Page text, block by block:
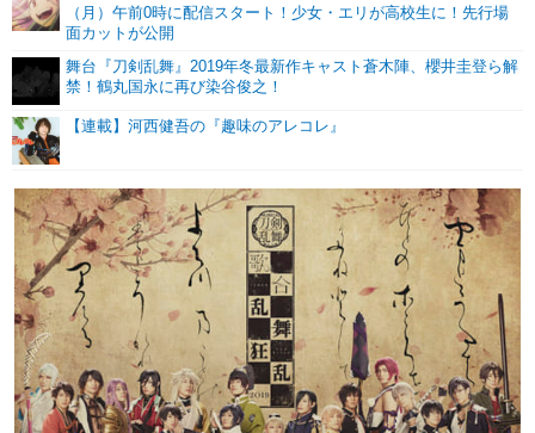
（月）午前0時に配信スタート！少女・エリが高校生に！先行場
面カットが公開
舞台『刀剣乱舞』2019年冬最新作キャスト蒼木陣、櫻井圭登ら解
禁！鶴丸国永に再び染谷俊之！
【連載】河西健吾の『趣味のアレコレ』